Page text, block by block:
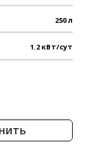
250 л
1.2 кВт/сут